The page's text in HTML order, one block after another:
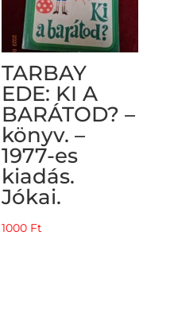
TARBAY
EDE: KI A
BARÁTOD? –
könyv. –
1977-es
kiadás.
Jókai.
1000 Ft